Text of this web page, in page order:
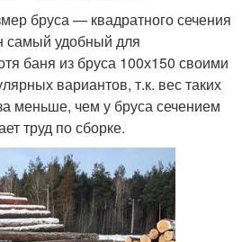
бруса — квадратного сечения
самый удобный для
баня из бруса 100х150 своими
вариантов, т.к. вес таких
меньше, чем у бруса сечением
труд по сборке.